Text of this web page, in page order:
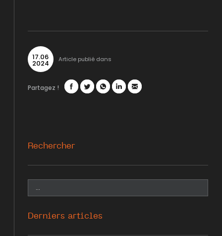
17.06
2024 Article publié dans
Partagez !
Rechercher
Derniers articles